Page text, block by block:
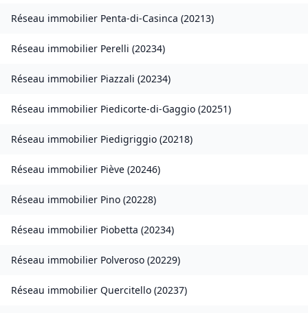
Réseau immobilier Penta-di-Casinca (20213)
Réseau immobilier Perelli (20234)
Réseau immobilier Piazzali (20234)
Réseau immobilier Piedicorte-di-Gaggio (20251)
Réseau immobilier Piedigriggio (20218)
Réseau immobilier Piève (20246)
Réseau immobilier Pino (20228)
Réseau immobilier Piobetta (20234)
Réseau immobilier Polveroso (20229)
Réseau immobilier Quercitello (20237)